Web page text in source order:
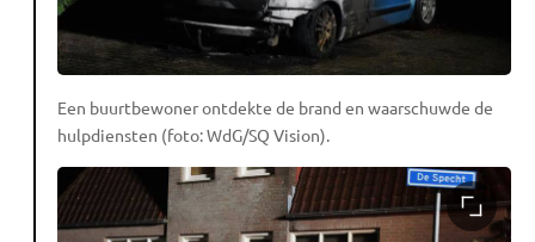
Een buurtbewoner ontdekte de brand en waarschuwde de
hulpdiensten (foto: WdG/SQ Vision).